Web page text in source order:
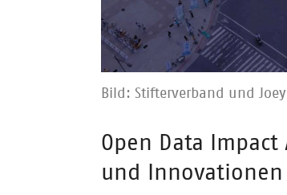
Bild: Stifterverband und
Überschrift
Open Data
und Innovationen